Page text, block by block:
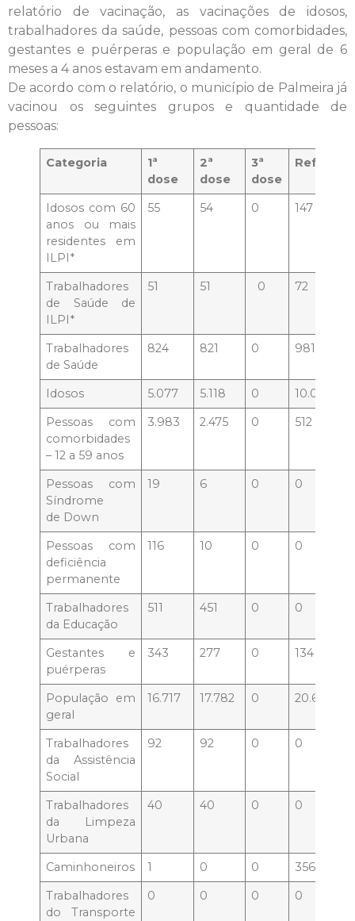
relatório de vacinação, as vacinações de idosos,
trabalhadores da saúde, pessoas com comorbidades,
gestantes e puérperas e população em geral de 6
meses a 4 anos estavam em andamento.
De acordo com o relatório, o município de Palmeira já
vacinou os seguintes grupos e quantidade de
pessoas:
Categoria
1ª
dose
2ª
dose
3ª
dose
Reforços
Idosos com 60
anos ou mais
residentes em
ILPI*
55 54 0 147
Trabalhadores
de Saúde de
ILPI*
51 51 0 72
Trabalhadores
de Saúde
824 821 0 981
Idosos 5.077 5.118 0
10.014
Pessoas com
comorbidades
– 12 a 59 anos
3.983 2.475 0 512
Pessoas com
Síndrome
de Down
19 6 0 0
Pessoas com
deficiência
permanente
116 10 0 0
Trabalhadores
da Educação
511 451 0 0
Gestantes e
puérperas
343 277 0 134
População em
geral
16.717 17.782 0 20.625
Trabalhadores
da Assistência
Social
92 92 0 0
Trabalhadores
da Limpeza
Urbana
40 40 0 0
Caminhoneiros 1 0 0
356
Trabalhadores
do Transporte
0 0 0 0